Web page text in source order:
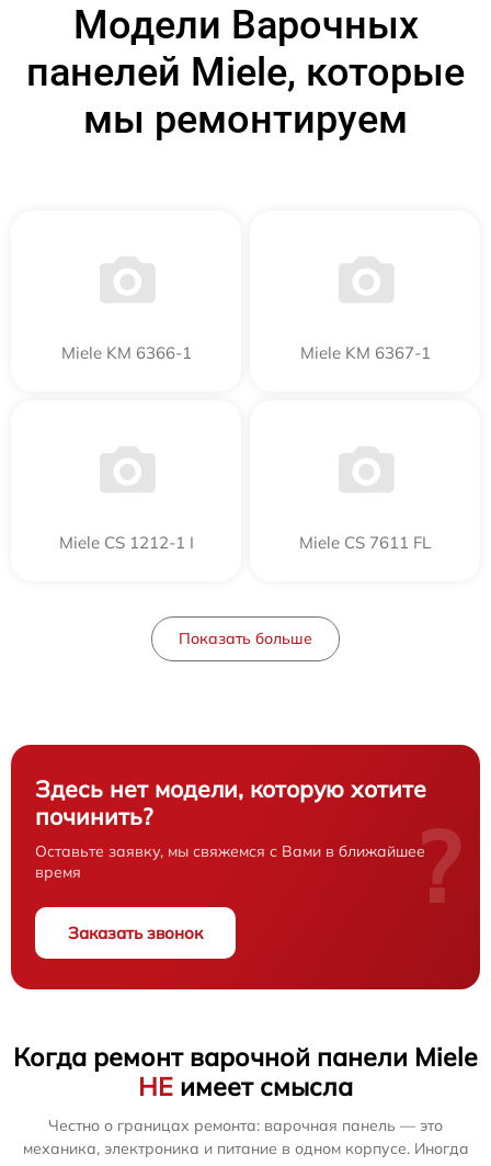
Модели Варочных
панелей Miele, которые
мы ремонтируем
Miele KM 6366-1 Miele KM 6367-1
Miele CS 1212-1 I Miele CS 7611 FL
Показать больше
Здесь нет модели, которую хотите
починить?
Оставьте заявку, мы свяжемся с Вами в ближайшее
время
Заказать звонок
?
Когда ремонт варочной панели Miele
НЕ имеет смысла
Честно о границах ремонта: варочная панель — это
механика, электроника и питание в одном корпусе. Иногда